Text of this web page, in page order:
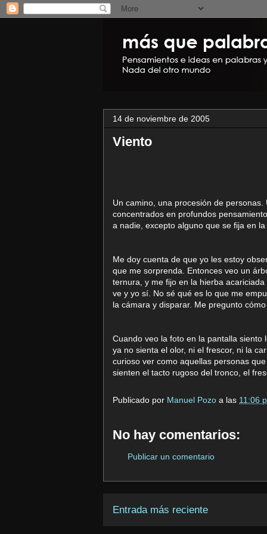
14 de noviembre de 2005
Viento
Un camino, una procesión de
concentrados en profundos
a nadie, excepto alguno que se fija en
Me doy cuenta de que yo les estoy
que me sorprenda. Entonces veo un
ternura, y me fijo en la hierba
ve y yo sí. No sé qué es lo que me
la cámara y disparar. Me pregunto
Cuando veo la foto en la pantalla
ya no sienta el olor, ni el frescor, ni la
curioso ver como aquellas personas
sienten el tacto rugoso del tronco, el
Publicado por Manuel Pozo a las 11:06
No hay comentarios:
Publicar un comentario
Entrada más reciente